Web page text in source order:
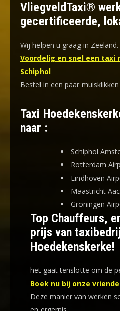
VliegveldTaxi®
gecertificeerde,
Wij helpen u graag in Zeeland.
Voordelig en snel een taxi
Schiphol
Bestel in een paar
Taxi
naar :
Schiphol
Rotterdam
Eindhoven
Maastricht
Groningen
Top Chauffeurs,
prijs van
Hoedekenskerke!
het gaat tenslotte om de
Boek nu bij onze
Deze manier van werken